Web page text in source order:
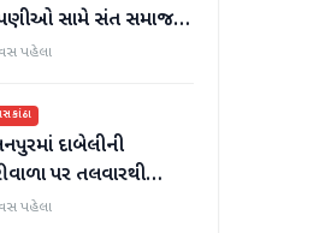
સામે સંત સમાજમાં
પાલનપુરમાં VHP સાથે
આપ્યું
પહેલા
દાબેલીની
પર તલવારથી
બે ઈજાગ્રસ્ત, આરોપી
પહેલા